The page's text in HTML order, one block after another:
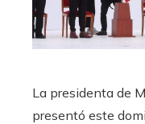
La presidenta de
presentó este